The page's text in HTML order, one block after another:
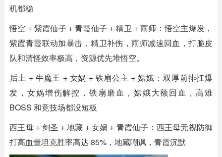
机都稳
‌悟空 + 紫霞仙子 + 青霞仙子 + 精卫 + 雨师‌：悟空主爆发，
紫霞青霞联动加暴击，精卫补伤，雨师减速回血，打脆皮
队和清怪效率极高，资源优先堆悟空。
‌后土 + 牛魔王 + 女娲 + 铁扇公主 + 嫦娥‌：双厚前排扛爆
发，女娲增伤解控，铁扇磨血，嫦娥大额回血，高难
BOSS 和竞技场都没短板
‌西王母 + 剑圣 + 地藏 + 女娲 + 青霞仙子‌：西王母无视防御
打高血量坦克胜率高达 85%，地藏嘲讽，青霞沉默